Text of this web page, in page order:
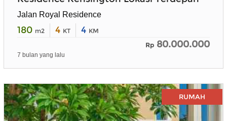
Jalan Royal Residence
180 m2 4 KT 4 KM
Rp 80.000.000
7 bulan yang lalu
RUMAH